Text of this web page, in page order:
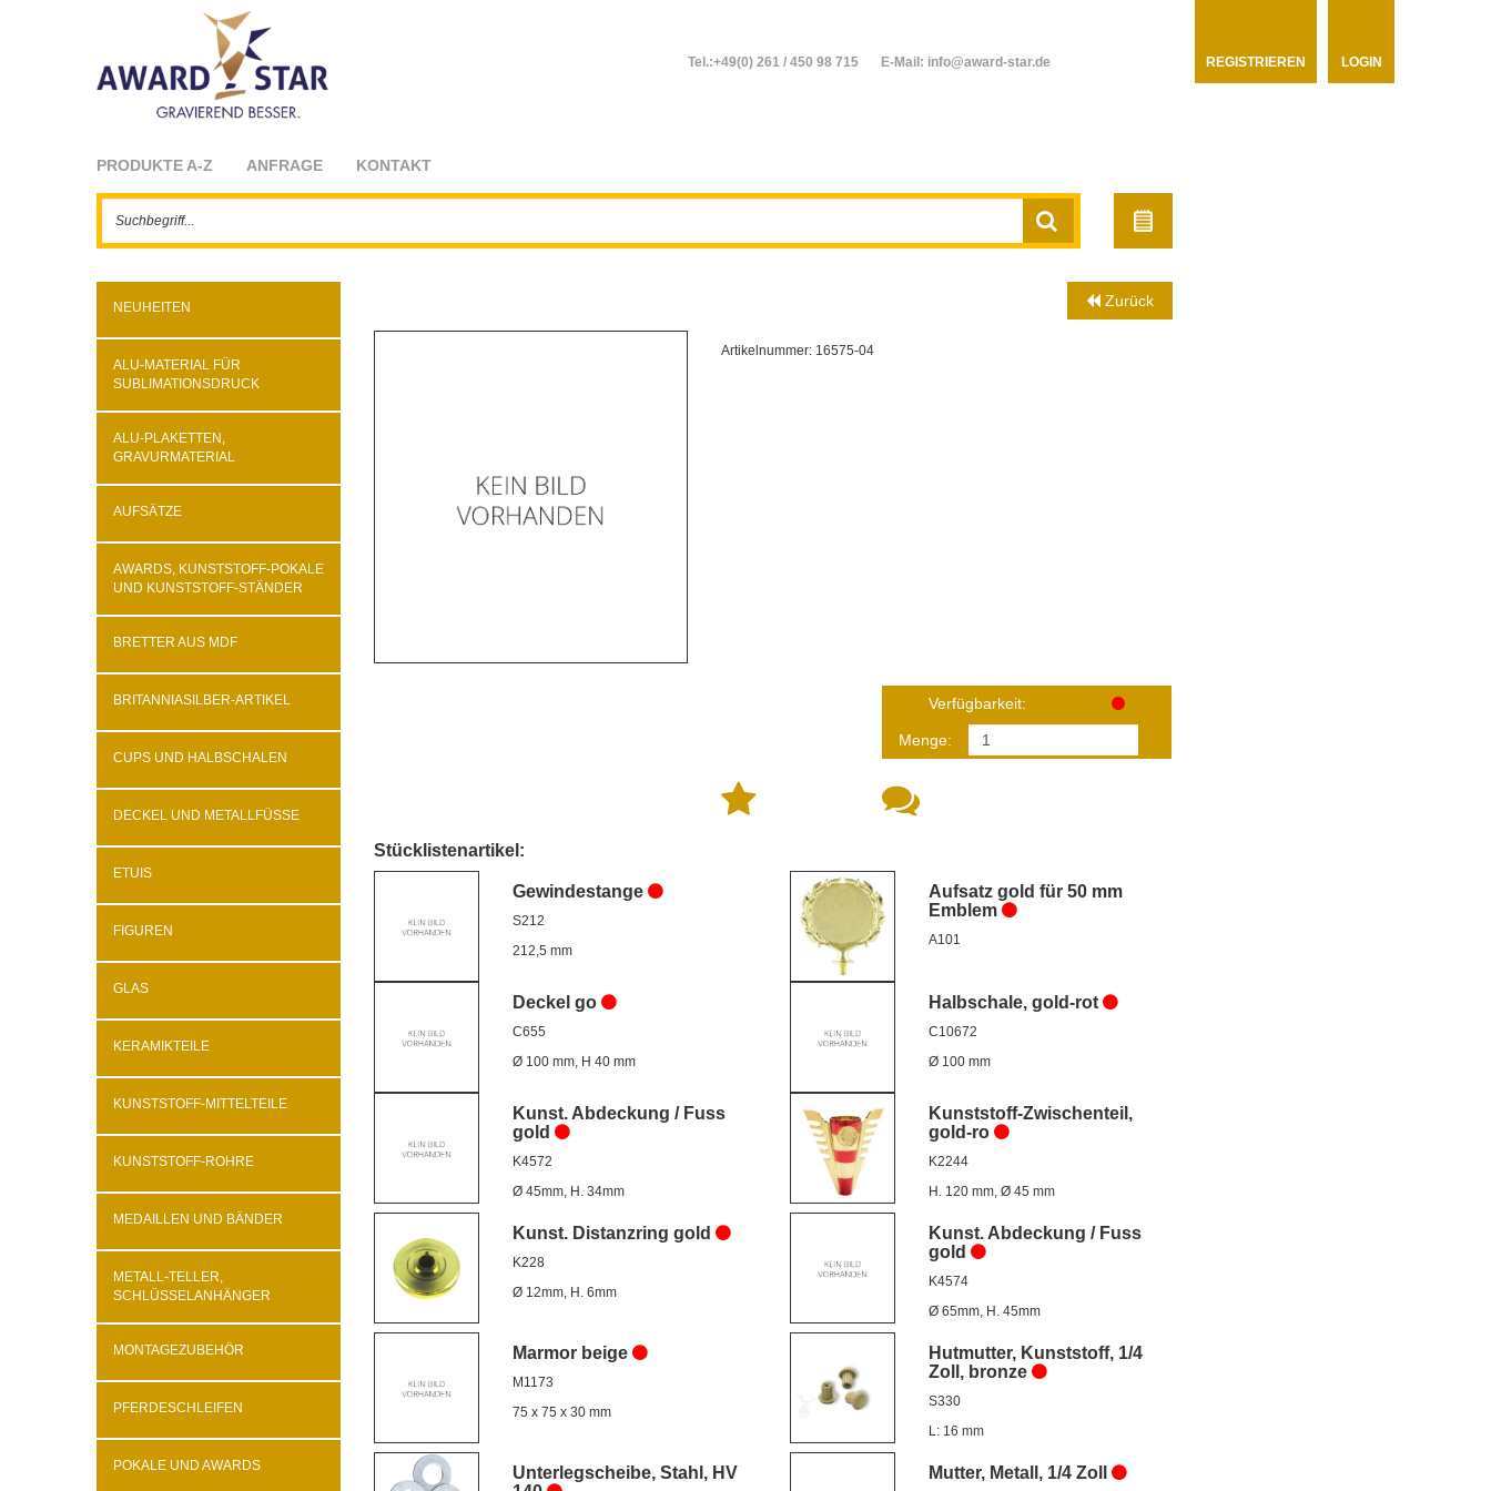
Tel.:+49(0) 261 / 450 98 715 E-Mail: info@award-star.de REGISTRIEREN LOGIN
PRODUKTE A-Z ANFRAGE KONTAKT
NEUHEITEN
ALU-MATERIAL FÜR
SUBLIMATIONSDRUCK
ALU-PLAKETTEN,
GRAVURMATERIAL
AUFSÄTZE
AWARDS, KUNSTSTOFF-POKALE
UND KUNSTSTOFF-STÄNDER
BRETTER AUS MDF
BRITANNIASILBER-ARTIKEL
CUPS UND HALBSCHALEN
DECKEL UND METALLFÜSSE
ETUIS
FIGUREN
GLAS
KERAMIKTEILE
KUNSTSTOFF-MITTELTEILE
KUNSTSTOFF-ROHRE
MEDAILLEN UND BÄNDER
METALL-TELLER,
SCHLÜSSELANHÄNGER
MONTAGEZUBEHÖR
PFERDESCHLEIFEN
POKALE UND AWARDS
Zurück
Artikelnummer: 16575-04
Verfügbarkeit:
Menge:
Stücklistenartikel:
Gewindestange
S212
212,5 mm
Aufsatz gold für 50 mm
Emblem
A101
Deckel go
C655
Ø 100 mm, H 40 mm
Halbschale, gold-rot
C10672
Ø 100 mm
Kunst. Abdeckung / Fuss
gold
K4572
Ø 45mm, H. 34mm
Kunststoff-Zwischenteil,
gold-ro
K2244
H. 120 mm, Ø 45 mm
Kunst. Distanzring gold
K228
Ø 12mm, H. 6mm
Kunst. Abdeckung / Fuss
gold
K4574
Ø 65mm, H. 45mm
Marmor beige
M1173
75 x 75 x 30 mm
Hutmutter, Kunststoff, 1/4
Zoll, bronze
S330
L: 16 mm
Unterlegscheibe, Stahl, HV
Mutter, Metall, 1/4 Zoll